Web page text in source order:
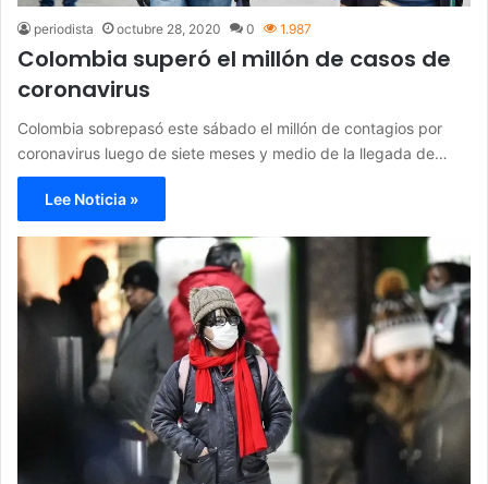
periodista octubre 28, 2020 0 1.987
Colombia superó el millón de casos de
coronavirus
Colombia sobrepasó este sábado el millón de contagios por
coronavirus luego de siete meses y medio de la llegada de…
Lee Noticia »